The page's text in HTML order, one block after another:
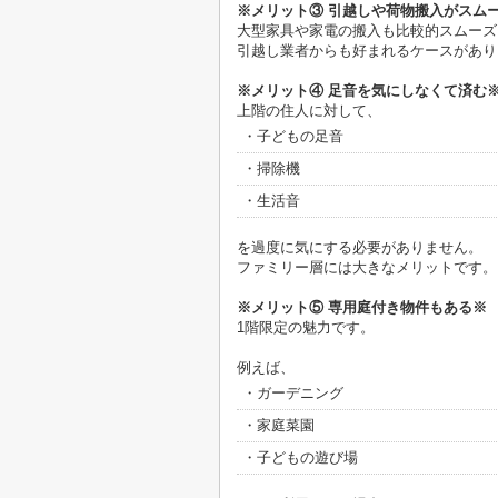
※メリット③ 引越しや荷物搬入がスム
大型家具や家電の搬入も比較的スムーズ
引越し業者からも好まれるケースがあり
※メリット④ 足音を気にしなくて済む
上階の住人に対して、
・子どもの足音
・掃除機
・生活音
を過度に気にする必要がありません。
ファミリー層には大きなメリットです。
※メリット⑤ 専用庭付き物件もある※
1階限定の魅力です。
例えば、
・ガーデニング
・家庭菜園
・子どもの遊び場